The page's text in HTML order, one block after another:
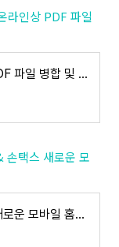
라인상 PDF 파일
PDF 합치기, 온라인상 PDF 파일 병합 및 새 PDF 저장
택스 새로운 모
국세청 홈택스 & 손택스 새로운 모바일 홈택스 앱